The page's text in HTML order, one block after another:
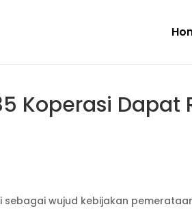
Koperasi
wujud kebijakan